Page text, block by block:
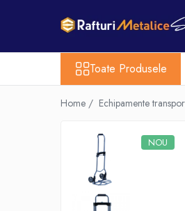
Toate Produsele
Home / Echipamente
NOU